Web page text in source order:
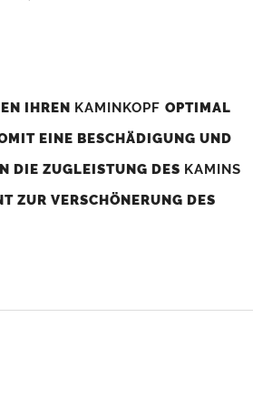
IHREN KAMINKOPF OPTIMAL
EINE BESCHÄDIGUNG UND
DIE ZUGLEISTUNG DES KAMINS
ZUR VERSCHÖNERUNG DES